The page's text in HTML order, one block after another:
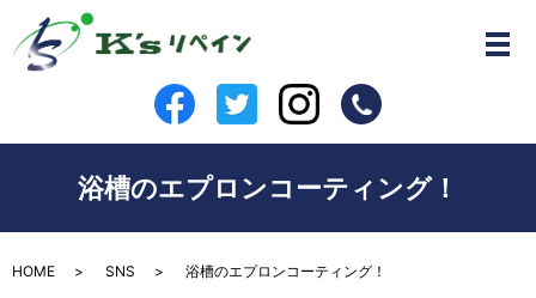
浴槽のエプロンコーティング！
HOME SNS 浴槽のエプロンコーティング！